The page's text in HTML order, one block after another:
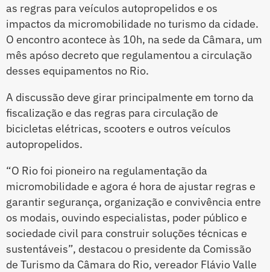
as regras para veículos autopropelidos e os
impactos da micromobilidade no turismo da cidade.
O encontro acontece às 10h, na sede da Câmara, um
mês apóso decreto que regulamentou a circulação
desses equipamentos no Rio.
A discussão deve girar principalmente em torno da
fiscalização e das regras para circulação de
bicicletas elétricas, scooters e outros veículos
autopropelidos.
“O Rio foi pioneiro na regulamentação da
micromobilidade e agora é hora de ajustar regras e
garantir segurança, organização e convivência entre
os modais, ouvindo especialistas, poder público e
sociedade civil para construir soluções técnicas e
sustentáveis”, destacou o presidente da Comissão
de Turismo da Câmara do Rio, vereador Flávio Valle